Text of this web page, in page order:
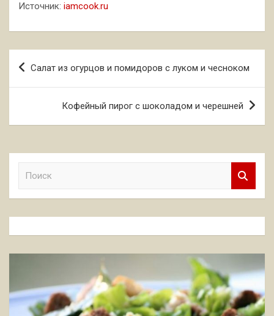
Источник: iamcook.ru
Навигация
по
Салат из огурцов и помидоров с луком и чесноком
Кофейный пирог с шоколадом и черешней
к